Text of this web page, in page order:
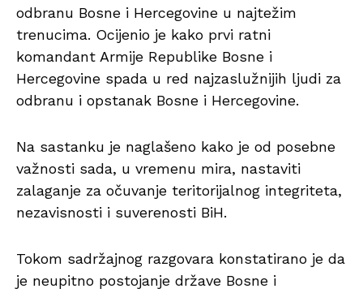
odbranu Bosne i Hercegovine u najtežim
trenucima. Ocijenio je kako prvi ratni
komandant Armije Republike Bosne i
Hercegovine spada u red najzaslužnijih ljudi za
odbranu i opstanak Bosne i Hercegovine.
Na sastanku je naglašeno kako je od posebne
važnosti sada, u vremenu mira, nastaviti
zalaganje za očuvanje teritorijalnog integriteta,
nezavisnosti i suverenosti BiH.
Tokom sadržajnog razgovara konstatirano je da
je neupitno postojanje države Bosne i